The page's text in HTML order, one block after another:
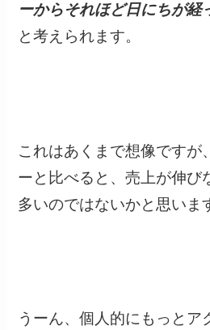
ーからそれほど日にちが経
と考えられます。
これはあくまで想像ですが
ーと比べると、売上が伸び
多いのではないかと思いま
うーん、個人的にもっとア